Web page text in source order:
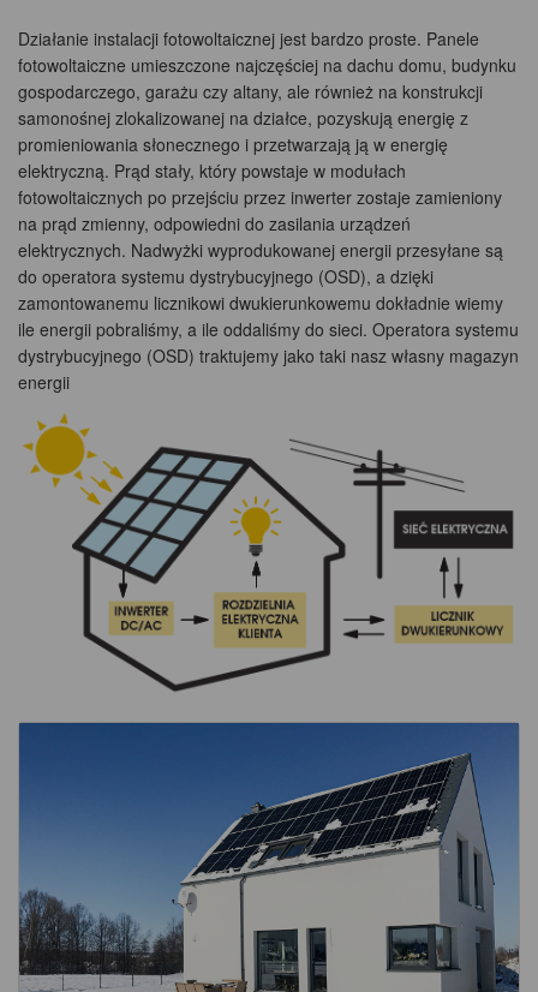
Działanie instalacji fotowoltaicznej jest bardzo proste. Panele
fotowoltaiczne umieszczone najczęściej na dachu domu, budynku
gospodarczego, garażu czy altany, ale również na konstrukcji
samonośnej zlokalizowanej na działce, pozyskują energię z
promieniowania słonecznego i przetwarzają ją w energię
elektryczną. Prąd stały, który powstaje w modułach
fotowoltaicznych po przejściu przez inwerter zostaje zamieniony
na prąd zmienny, odpowiedni do zasilania urządzeń
elektrycznych. Nadwyżki wyprodukowanej energii przesyłane są
do operatora systemu dystrybucyjnego (OSD), a dzięki
zamontowanemu licznikowi dwukierunkowemu dokładnie wiemy
ile energii pobraliśmy, a ile oddaliśmy do sieci. Operatora systemu
dystrybucyjnego (OSD) traktujemy jako taki nasz własny magazyn
energii